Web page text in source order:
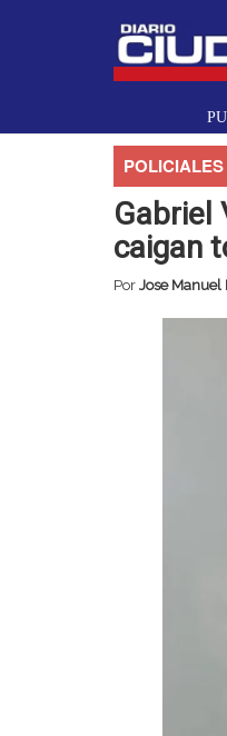
POLICIALES
Gabriel
caigan
Por Jose Manuel